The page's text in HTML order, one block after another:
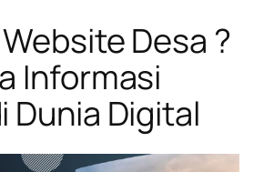
Desa ?
Informasi
Dunia Digital